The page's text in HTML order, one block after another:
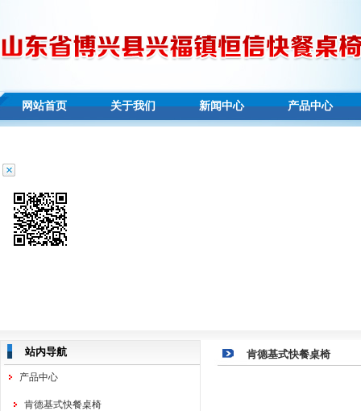
网站首页 关于我们 新闻中心 产品中心
站内导航
产品中心
肯德基式快餐桌椅
肯德基式快餐桌椅